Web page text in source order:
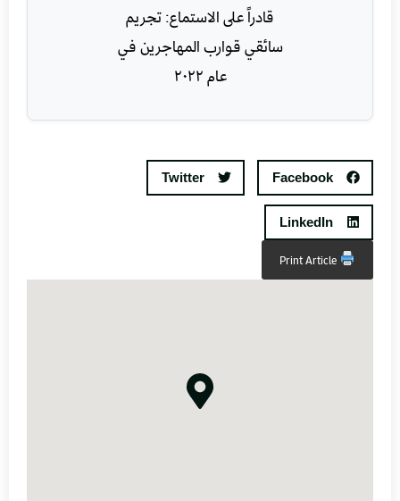
Facebook
Twitter
LinkedIn
Print Article